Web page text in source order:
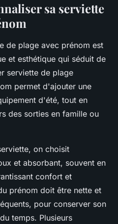
sa serviette
de plage avec prénom est
et esthétique qui séduit de
serviette de plage
permet d'ajouter une
d'été, tout en
des sorties en famille ou
on choisit
et absorbant, souvent en
confort et
prénom doit être nette et
pour conserver son
temps. Plusieurs